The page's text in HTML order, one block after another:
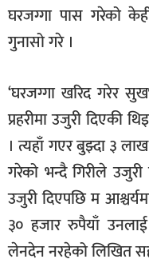
घरजग्गा पास गरेको
गुनासो गरे ।
‘घरजग्गा खरिद गरेर
प्रहरीमा उजुरी दिएकी
। त्यहाँ गएर बुझ्दा ३
गरेको भन्दै गिरीले
उजुरी दिएपछि म
३० हजार रुपैयाँ
लेनदेन नरहेको लिखित